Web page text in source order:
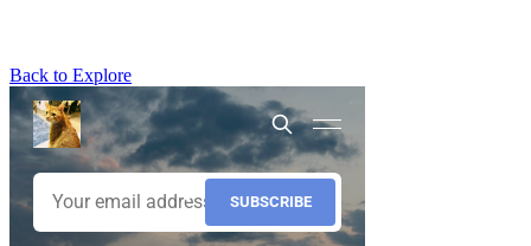
Back to Explore